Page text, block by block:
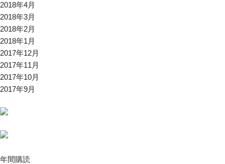
2018年4月
2018年3月
2018年2月
2018年1月
2017年12月
2017年11月
2017年10月
2017年9月
年間購読